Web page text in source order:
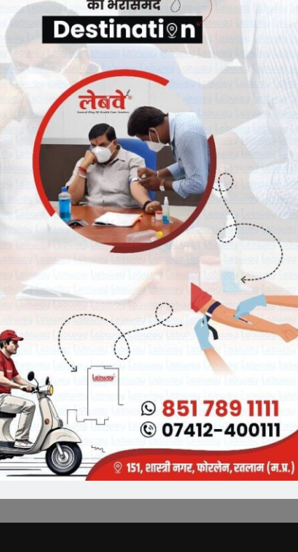
है. मैं एयरपोर्ट पर जांच में पूरी तरह सहयोग किया था. मैं सभी रूल
एक सवाल के जवाब में कनिका ने कहा कि वो अबतक सिर्फ 20-
कनिका अब तक 300-400 लोगों से मिली है. हम सभी लोगों को
मंत्री चेतन्य काश्यप
प्रान्तीय बैठक
Breaking News
भारतीय जनता पार्टी रतलाम जिले में नई
जिम्मेदारियों का ऐलान, भाजपा मे मीडिया प्रभारी